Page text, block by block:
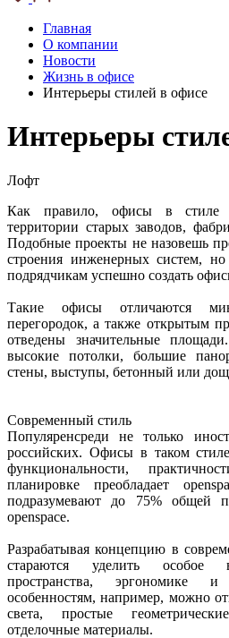
Главная
О компании
Новости
Жизнь в офисе
Интерьеры стилей в офисе
Интерьеры
Лофт
Как правило, офисы в стиле
территории старых заводов,
Подобные проекты не назовешь
строения инженерных систем,
подрядчикам успешно создать
Такие офисы отличаются
перегородок, а также открытым
отведены значительные
высокие потолки, большие
стены, выступы, бетонный или
Современный стиль
Популяренсреди не только
российских. Офисы в таком
функциональности,
планировке преобладает
подразумевают до 75% общей
openspace.
Разрабатывая концепцию в
стараются уделить особое
пространства, эргономике
особенностям, например, можно
света, простые
отделочные материалы.